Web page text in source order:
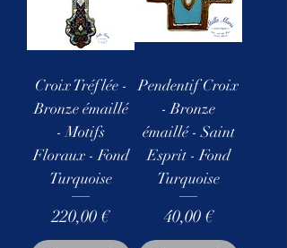
Croix Tréflée -
Bronze émaillé
- Motifs
Floraux - Fond
Turquoise
Prix
220,00 €
Pendentif Croix
- Bronze
émaillé - Saint
Esprit - Fond
Turquoise
Prix
40,00 €